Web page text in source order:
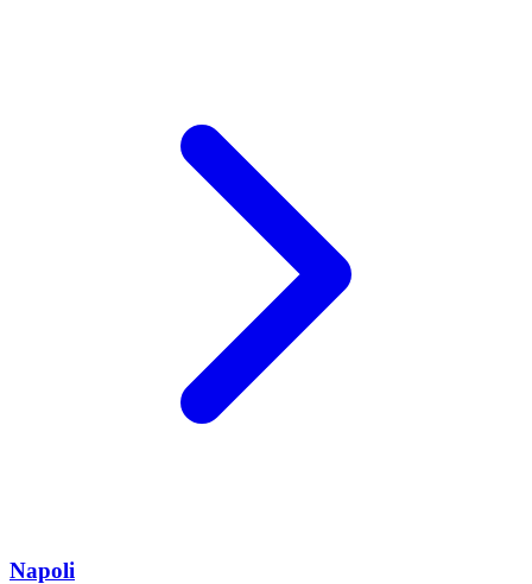
Napoli